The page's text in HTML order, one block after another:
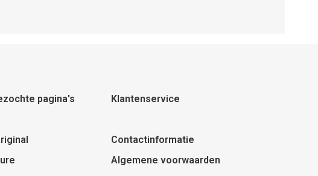
pagina's Klantenservice
Contactinformatie
Algemene voorwaarden